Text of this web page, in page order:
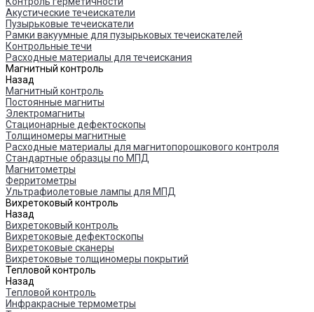
Акустические течеискатели
Пузырьковые течеискатели
Рамки вакуумные для пузырьковых течеискателей
Контрольные течи
Расходные материалы для течеискания
Магнитный контроль
Назад
Магнитный контроль
Постоянные магниты
Электромагниты
Стационарные дефектоскопы
Толщиномеры магнитные
Расходные материалы для магнитопорошкового контроля
Стандартные образцы по МПД
Магнитометры
Ферритометры
Ультрафиолетовые лампы для МПД
Вихретоковый контроль
Назад
Вихретоковый контроль
Вихретоковые дефектоскопы
Вихретоковые сканеры
Вихретоковые толщиномеры покрытий
Тепловой контроль
Назад
Тепловой контроль
Инфракрасные термометры